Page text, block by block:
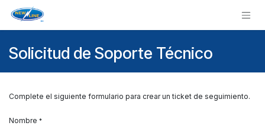
Ir al contenido
Solicitud de Soporte Técnico
Complete el siguiente formulario para crear un ticket de seguimiento.
Nombre *